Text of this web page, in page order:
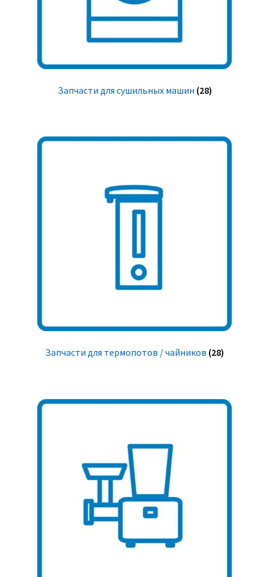
Запчасти для сушильных машин (28)
Запчасти для термопотов / чайников (28)